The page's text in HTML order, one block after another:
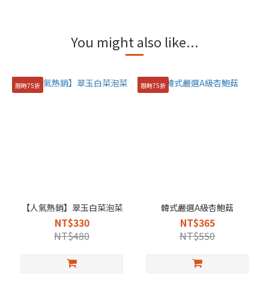
You might also like...
限時75折
【人氣熱銷】翠玉白菜泡菜
NT$330
NT$480
限時75折
韓式嚴選A級杏鮑菇
NT$365
NT$550